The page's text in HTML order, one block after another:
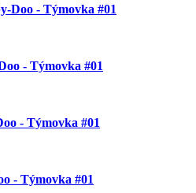
Doo - Týmovka #01
- Týmovka #01
- Týmovka #01
- Týmovka #01